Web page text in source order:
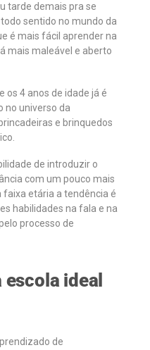
tarde demais pra se
sentido no mundo da
é mais fácil aprender na
mais maleável e aberto
os 4 anos de idade já é
no universo da
e brinquedos
de introduzir o
com um pouco mais
faixa etária a tendência é
habilidades na fala e na
processo de
ideal
de